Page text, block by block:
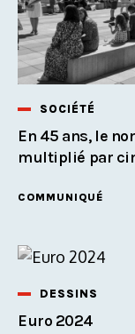
SOCIÉTÉ
En 45 ans, le
multiplié par
COMMUNIQUÉ
DESSINS
Euro 2024